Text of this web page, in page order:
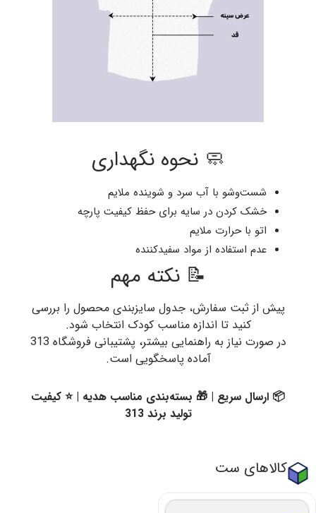
🧼 نحوه نگهداری
شست‌وشو با آب سرد و شوینده ملایم
خشک کردن در سایه برای حفظ کیفیت پارچه
اتو با حرارت ملایم
عدم استفاده از مواد سفیدکننده
📝 نکته مهم
پیش از ثبت سفارش، جدول سایزبندی محصول را بررسی
کنید تا اندازه مناسب کودک انتخاب شود.
در صورت نیاز به راهنمایی بیشتر، پشتیبانی فروشگاه 313
آماده پاسخگویی است.
📦 ارسال سریع | 🎁 بسته‌بندی مناسب هدیه | ⭐ کیفیت
تولید برند 313
کالاهای ست